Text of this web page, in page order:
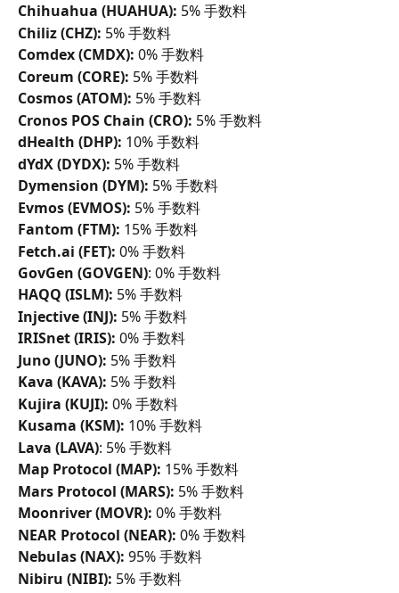
Chihuahua (HUAHUA): 5% 手数料
Chiliz (CHZ): 5% 手数料
Comdex (CMDX): 0% 手数料
Coreum (CORE): 5% 手数料
Cosmos (ATOM): 5% 手数料
Cronos POS Chain (CRO): 5% 手数料
dHealth (DHP): 10% 手数料
dYdX (DYDX): 5% 手数料
Dymension (DYM): 5% 手数料
Evmos (EVMOS): 5% 手数料
Fantom (FTM): 15% 手数料
Fetch.ai (FET): 0% 手数料
GovGen (GOVGEN): 0% 手数料
HAQQ (ISLM): 5% 手数料
Injective (INJ): 5% 手数料
IRISnet (IRIS): 0% 手数料
Juno (JUNO): 5% 手数料
Kava (KAVA): 5% 手数料
Kujira (KUJI): 0% 手数料
Kusama (KSM): 10% 手数料
Lava (LAVA): 5% 手数料
Map Protocol (MAP): 15% 手数料
Mars Protocol (MARS): 5% 手数料
Moonriver (MOVR): 0% 手数料
NEAR Protocol (NEAR): 0% 手数料
Nebulas (NAX): 95% 手数料
Nibiru (NIBI): 5% 手数料